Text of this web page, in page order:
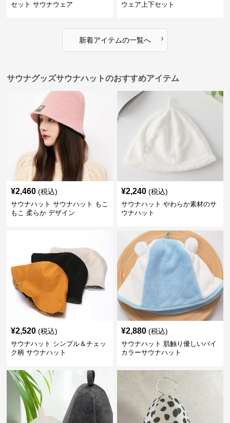
セット サウナウェア
ウェア上下セット
新着アイテムの一覧へ ›
サウナグッズサウナハットのおすすめアイテム
¥2,460 (税込)
サウナハット サウナハット もこ
もこ 柔らか デザイン
¥2,240 (税込)
サウナハット やわらか素材のサ
ウナハット
¥2,520 (税込)
サウナハット シンプル＆チェッ
ク柄 サウナハット
¥2,880 (税込)
サウナハット 肌触り優しいバイ
カラーサウナハット